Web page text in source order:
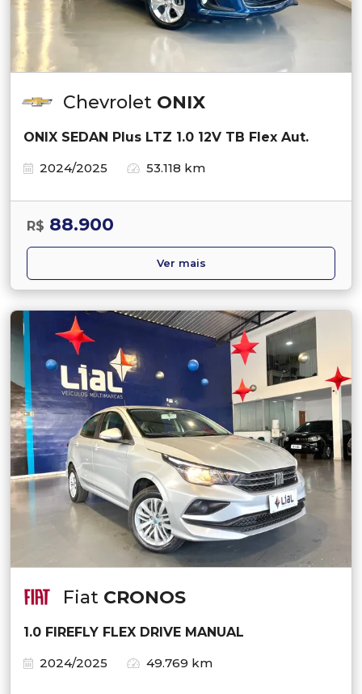
Chevrolet ONIX
ONIX SEDAN Plus LTZ 1.0 12V TB Flex Aut.
2024/2025
53.118 km
R$ 88.900
Ver mais
Fiat CRONOS
1.0 FIREFLY FLEX DRIVE MANUAL
2024/2025
49.769 km